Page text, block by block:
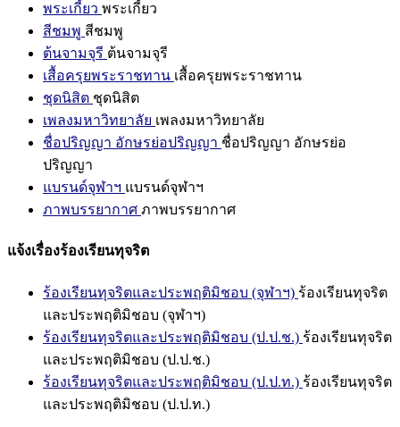
พระเกี้ยว พระเกี้ยว
สีชมพู สีชมพู
ต้นจามจุรี ต้นจามจุรี
เสื้อครุยพระราชทาน เสื้อครุยพระราชทาน
ชุดนิสิต ชุดนิสิต
เพลงมหาวิทยาลัย เพลงมหาวิทยาลัย
ชื่อปริญญา อักษรย่อปริญญา ชื่อปริญญา อักษรย่อ
ปริญญา
แบรนด์จุฬาฯ แบรนด์จุฬาฯ
ภาพบรรยากาศ ภาพบรรยากาศ
แจ้งเรื่องร้องเรียนทุจริต
ร้องเรียนทุจริตและประพฤติมิชอบ (จุฬาฯ) ร้องเรียนทุจริต
และประพฤติมิชอบ (จุฬาฯ)
ร้องเรียนทุจริตและประพฤติมิชอบ (ป.ป.ช.) ร้องเรียนทุจริต
และประพฤติมิชอบ (ป.ป.ช.)
ร้องเรียนทุจริตและประพฤติมิชอบ (ป.ป.ท.) ร้องเรียนทุจริต
และประพฤติมิชอบ (ป.ป.ท.)